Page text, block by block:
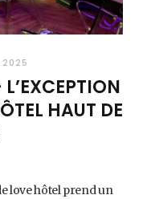
2025
HAUT DE
love hôtel prend un